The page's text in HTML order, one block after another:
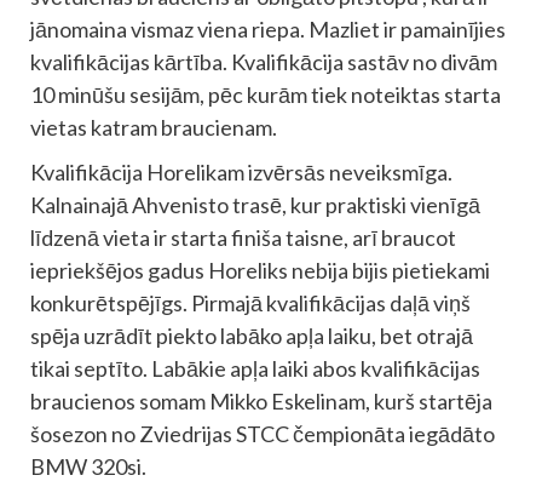
jānomaina vismaz viena riepa. Mazliet ir pamainījies
kvalifikācijas kārtība. Kvalifikācija sastāv no divām
10 minūšu sesijām, pēc kurām tiek noteiktas starta
vietas katram braucienam.
Kvalifikācija Horelikam izvērsās neveiksmīga.
Kalnainajā Ahvenisto trasē, kur praktiski vienīgā
līdzenā vieta ir starta finiša taisne, arī braucot
iepriekšējos gadus Horeliks nebija bijis pietiekami
konkurētspējīgs. Pirmajā kvalifikācijas daļā viņš
spēja uzrādīt piekto labāko apļa laiku, bet otrajā
tikai septīto. Labākie apļa laiki abos kvalifikācijas
braucienos somam Mikko Eskelinam, kurš startēja
šosezon no Zviedrijas STCC čempionāta iegādāto
BMW 320si.